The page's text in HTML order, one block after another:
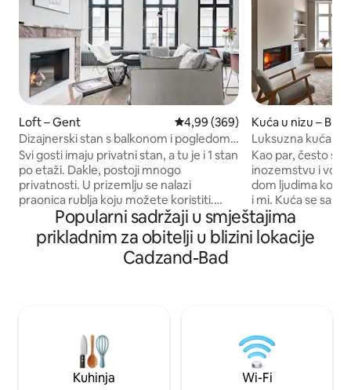
Loft – Gent Prosječna ocjena: 4,99/5,
4,99 (369)
Dizajnerski stan s balkonom i pogledom
na tornjeve u Gentu
Svi gosti imaju privatni stan, a tu je i 1 stan
po etaži. Dakle, postoji mnogo
privatnosti. U prizemlju se nalazi
praonica rublja koju možete koristiti.
Imamo čokoladni atelje u kojem ste
uvijek dobrodošli ! Postavka se nalazi u
neposrednoj blizini poznate gradske
ulice Graffiti. Degustacija u čokoladnom
obližnjem Trgu sv. Jakova. Od
željezničke stanice do središta grada
možete ići GLAVNOM tramvajskom
linijom br. 1, a mi smo na 300 m od
Kuća u nizu –
Luksuzna kuća u
Kao par, često
inozemstvu i
dom ljudima koji
i mi. Kuća se sastoji od 3 kata i ima 2
velike terase s
prostrane
pripadajućim
udoban bračni
Popularni sadržaji u smještajima
prikladnim za obitelji u blizini lokacije
Cadzand-Bad
Kuhinja Wi-Fi